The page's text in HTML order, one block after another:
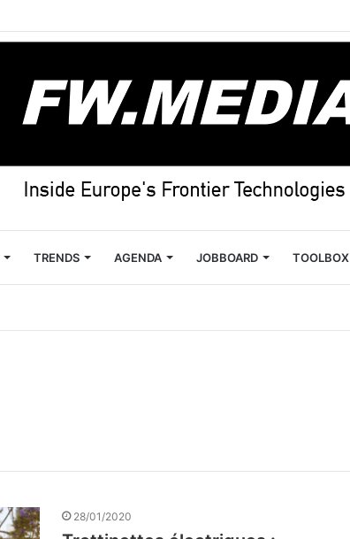
TRENDS AGENDA JOBBOARD TOOLBOX
28/01/2020